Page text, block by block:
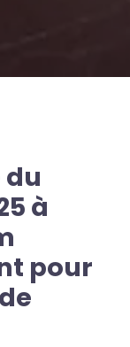
à
pour